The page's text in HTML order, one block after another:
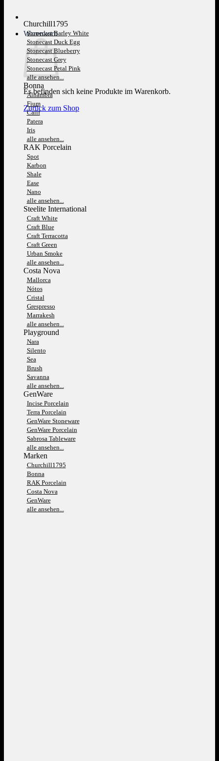
Warenkorb
Es befinden sich keine Produkte im Warenkorb.
Zurück zum Shop
Churchill1795
Stonecast Barley White
Stonecast Duck Egg
Stonecast Blueberry
Stonecast Grey
Stonecast Petal Pink
alle ansehen...
Bonna
Alhambra
Fium
Calif
Patera
Iris
alle ansehen...
RAK Porcelain
Spot
Karbon
Shale
Ease
Nano
alle ansehen...
Steelite International
Craft White
Craft Blue
Craft Terracotta
Craft Green
Urban Smoke
alle ansehen...
Costa Nova
Mallorca
Nótos
Cristal
Grespresso
Marrakesh
alle ansehen...
Playground
Nara
Silento
Sea
Brush
Savanna
alle ansehen...
GenWare
Incise Porcelain
Terra Porcelain
GenWare Stoneware
GenWare Porcelain
Sabrosa Tableware
alle ansehen...
Marken
Churchill1795
Bonna
RAK Porcelain
Costa Nova
GenWare
alle ansehen...